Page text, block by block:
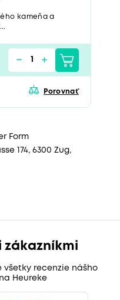
kameňa a
Porovnať
Form
174, 6300 Zug,
zákazníkmi
recenzie nášho
Heureke